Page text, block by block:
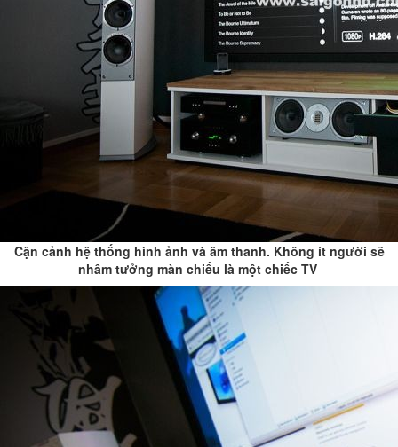
Cận cảnh hệ thống hình ảnh và âm thanh. Không ít người sẽ
nhầm tưởng màn chiếu là một chiếc TV